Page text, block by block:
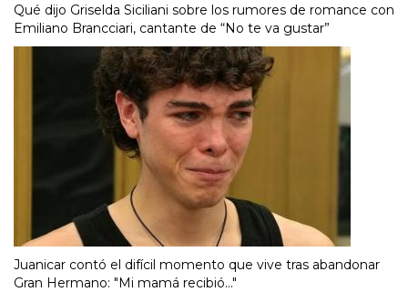
Qué dijo Griselda Siciliani sobre los rumores de romance con
Emiliano Brancciari, cantante de “No te va gustar”
Juanicar contó el difícil momento que vive tras abandonar
Gran Hermano: "Mi mamá recibió..."